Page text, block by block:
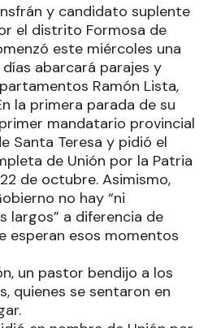
y candidato suplente
el distrito Formosa de
este miércoles una
abarcará parajes y
Ramón Lista,
la primera parada de su
mandatario provincial
Santa Teresa y pidió el
de Unión por la Patria
de octubre. Asimismo,
no hay “ni
largos” a diferencia de
esperan esos momentos
un pastor bendijo a los
quienes se sentaron en